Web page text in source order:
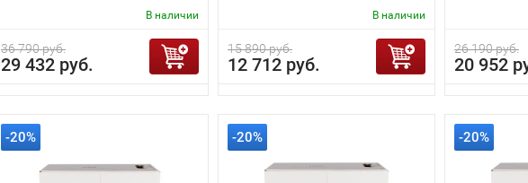
В наличии
36 790 руб.
29 432 руб.
В наличии
15 890 руб.
12 712 руб.
26 190 руб.
20 952
-20% -20% -20%